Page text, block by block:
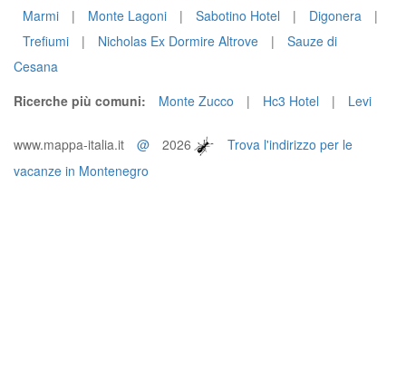
Marmi
| Monte Lagoni | Sabotino Hotel | Digonera
|
Trefiumi
| Nicholas Ex Dormire Altrove |
Sauze di
Cesana
Ricerche più comuni:
Monte Zucco | Hc3 Hotel | Levi
www.mappa-italia.it @ 2026
Trova l'indirizzo per le
vacanze in Montenegro